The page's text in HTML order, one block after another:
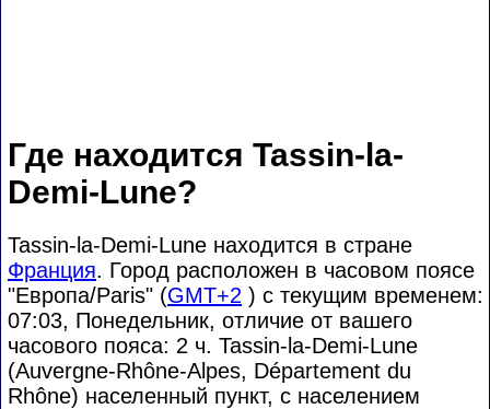
Где находится Tassin-la-
Demi-Lune?
Tassin-la-Demi-Lune находится в стране
Франция. Город расположен в часовом поясе
"Европа/Paris" (GMT+2 ) с текущим временем:
07:03, Понедельник, отличие от вашего
часового пояса: 2 ч. Tassin-la-Demi-Lune
(Auvergne-Rhône-Alpes, Département du
Rhône) населенный пункт, с населением